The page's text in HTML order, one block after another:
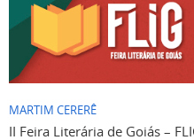
II Feira Literária de Goiás –